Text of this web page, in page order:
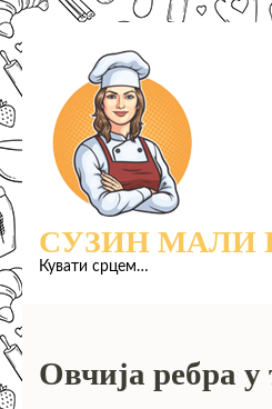
до
садржаја
(притисни
Ентер)
СУЗИН МАЛИ
Кувати срцем…
Овчија ребра у